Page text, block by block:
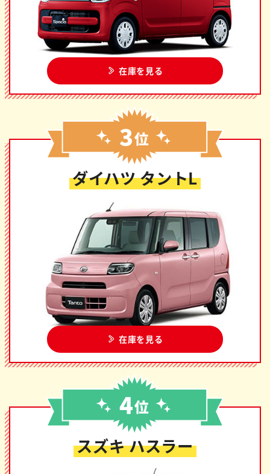
在庫を見る
ダイハツ タントL
在庫を見る
スズキ ハスラー